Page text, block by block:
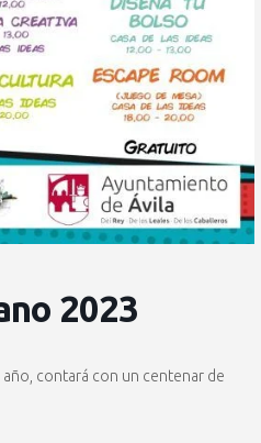
2023
año, contará con un centenar de